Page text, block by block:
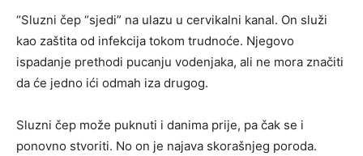
“Sluzni čep “sjedi” na ulazu u cervikalni kanal. On služi
kao zaštita od infekcija tokom trudnoće. Njegovo
ispadanje prethodi pucanju vodenjaka, ali ne mora značiti
da će jedno ići odmah iza drugog.
Sluzni čep može puknuti i danima prije, pa čak se i
ponovno stvoriti. No on je najava skorašnjeg poroda.